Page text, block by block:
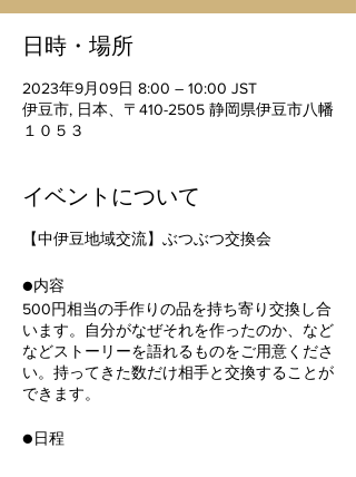
日時・場所
2023年9月09日 8:00 – 10:00 JST
伊豆市, 日本、〒410-2505 静岡県伊豆市八幡
１０５３
イベントについて
【中伊豆地域交流】ぶつぶつ交換会
●内容
500円相当の手作りの品を持ち寄り交換し合
います。自分がなぜそれを作ったのか、など
などストーリーを語れるものをご用意くださ
い。持ってきた数だけ相手と交換することが
できます。
●日程